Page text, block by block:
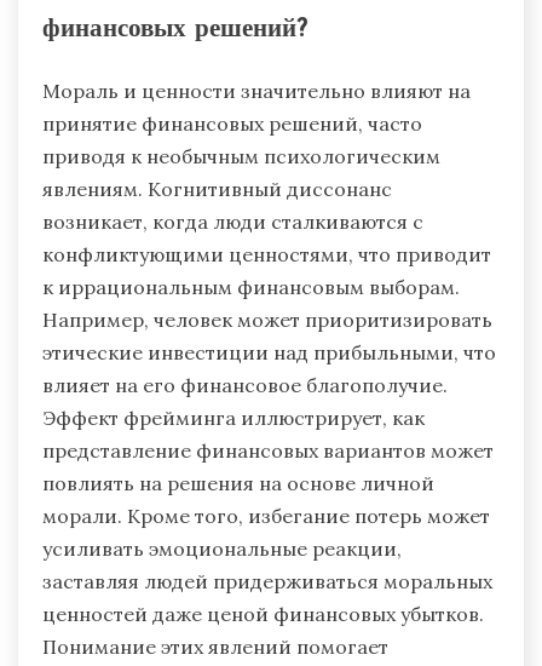
финансовых решений?
Мораль и ценности значительно влияют на
принятие финансовых решений, часто
приводя к необычным психологическим
явлениям. Когнитивный диссонанс
возникает, когда люди сталкиваются с
конфликтующими ценностями, что приводит
к иррациональным финансовым выборам.
Например, человек может приоритизировать
этические инвестиции над прибыльными, что
влияет на его финансовое благополучие.
Эффект фрейминга иллюстрирует, как
представление финансовых вариантов может
повлиять на решения на основе личной
морали. Кроме того, избегание потерь может
усиливать эмоциональные реакции,
заставляя людей придерживаться моральных
ценностей даже ценой финансовых убытков.
Понимание этих явлений помогает